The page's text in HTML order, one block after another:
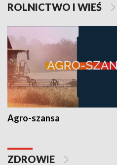
ROLNICTWO I WIEŚ
Agro-szansa
ZDROWIE